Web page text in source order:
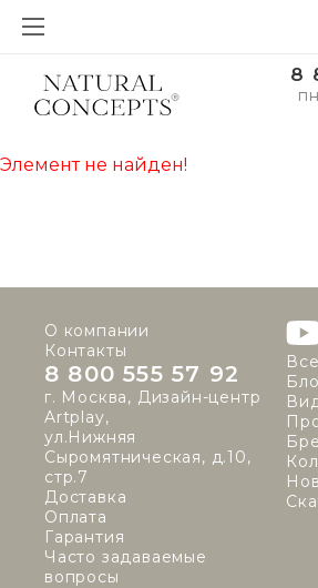
8
Элемент не найден!
О компании
Контакты
8 800 555 57 92
г. Москва, Дизайн-центр
Artplay,
ул.Нижняя
Сыромятническая, д.10,
стр.7
Доставка
Оплата
Гарантия
Часто задаваемые
вопросы